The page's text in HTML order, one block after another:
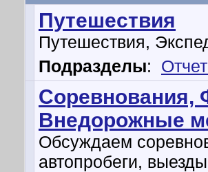
Путешествия
Путешествия,
Подразделы:
Соревнования,
Внедорожные
Обсуждаем
автопробеги,